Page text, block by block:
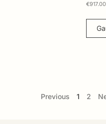
€917.00
Previous 1 2